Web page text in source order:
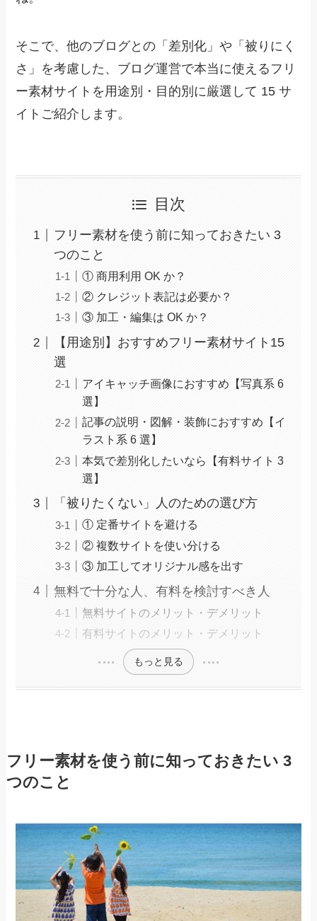
そこで、他のブログとの「差別化」や「被りにく
さ」を考慮した、ブログ運営で本当に使えるフリ
ー素材サイトを用途別・目的別に厳選して 15 サ
イトご紹介します。
目次
フリー素材を使う前に知っておきたい 3
つのこと
① 商用利用 OK か？
② クレジット表記は必要か？
③ 加工・編集は OK か？
【用途別】おすすめフリー素材サイト15
選
アイキャッチ画像におすすめ【写真系 6
選】
記事の説明・図解・装飾におすすめ【イ
ラスト系 6 選】
本気で差別化したいなら【有料サイト 3
選】
「被りたくない」人のための選び方
① 定番サイトを避ける
② 複数サイトを使い分ける
③ 加工してオリジナル感を出す
無料で十分な人、有料を検討すべき人
無料サイトのメリット・デメリット
有料サイトのメリット・デメリット
もっと見る
フリー素材を使う前に知っておきたい 3
つのこと